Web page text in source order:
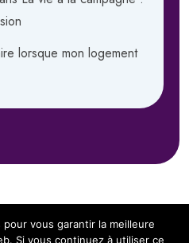
lorsque mon logement
vous garantir la meilleure
Si vous continuez à utiliser ce